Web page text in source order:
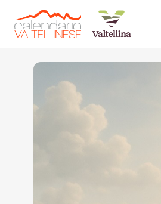
Torna indietro